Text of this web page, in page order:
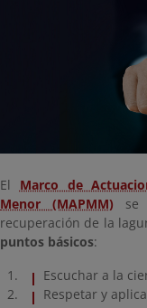
El Marco de
Menor (MAPMM) se
recuperación de la
puntos básicos:
Escuchar a la
Respetar y